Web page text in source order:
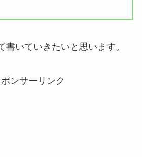
書いていきたいと思います。
ンサーリンク